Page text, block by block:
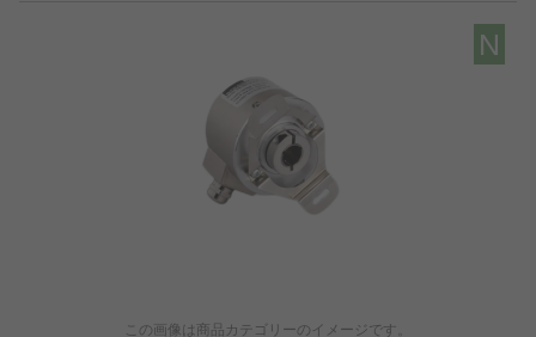
N
この画像は商品カテゴリーのイメージです。